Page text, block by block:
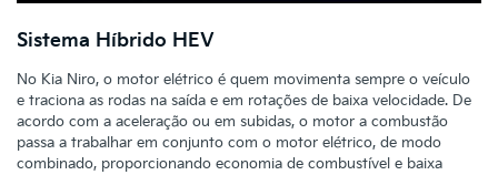
Sistema Híbrido HEV
No Kia Niro, o motor elétrico é quem movimenta sempre o veículo
e traciona as rodas na saída e em rotações de baixa velocidade. De
acordo com a aceleração ou em subidas, o motor a combustão
passa a trabalhar em conjunto com o motor elétrico, de modo
combinado, proporcionando economia de combustível e baixa